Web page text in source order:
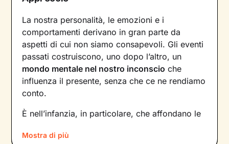
La nostra personalità, le emozioni e i
comportamenti derivano in gran parte da
aspetti di cui non siamo consapevoli. Gli eventi
passati costruiscono, uno dopo l’altro, un
mondo mentale nel nostro inconscio che
influenza il presente, senza che ce ne rendiamo
conto.
È nell’infanzia, in particolare, che affondano le
e agire: leesperienze vissute in famiglia
Mostra di più